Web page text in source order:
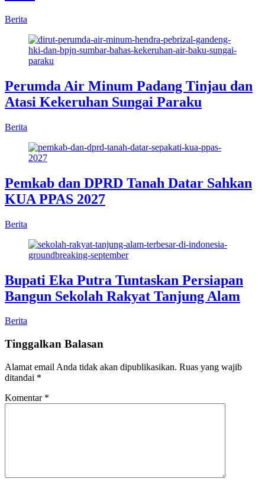
Berita
Perumda Air Minum Padang Tinjau dan
Atasi Kekeruhan Sungai Paraku
Berita
Pemkab dan DPRD Tanah Datar Sahkan
KUA PPAS 2027
Berita
Bupati Eka Putra Tuntaskan Persiapan
Bangun Sekolah Rakyat Tanjung Alam
Berita
Tinggalkan Balasan
Alamat email Anda tidak akan dipublikasikan. Ruas yang wajib
ditandai *
Komentar *